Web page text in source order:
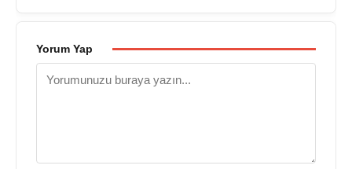
Yorum Yap